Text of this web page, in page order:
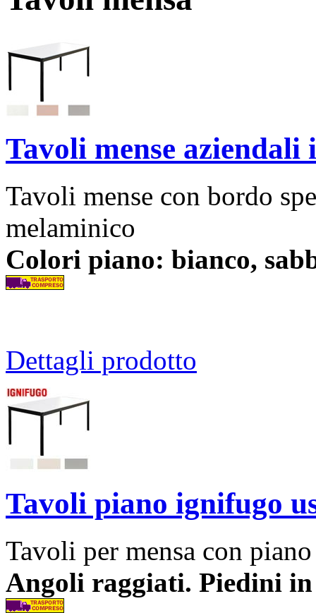
Tavoli mense
Tavoli mense con bordo
melaminico
Colori piano: bianco,
Dettagli prodotto
Tavoli piano ignifugo
Tavoli per mensa con
Angoli raggiati. Piedini